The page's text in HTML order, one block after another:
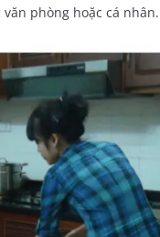
phòng hoặc cá nhân.